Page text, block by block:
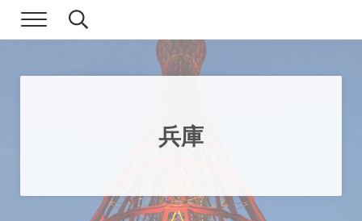
Skip to main content
Skip to header right navigation
Skip to site footer
現実逃避.com
食べ歩き、一人旅…そして時々家族旅行
Menu Search...
兵庫